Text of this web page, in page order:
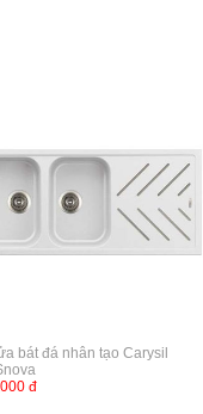
bát đá nhân tạo Carysil
đ